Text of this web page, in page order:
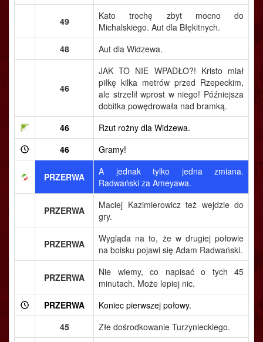
49
Kato trochę zbyt mocno do
Michalskiego. Aut dla Błękitnych.
48
Aut dla Widzewa.
46
JAK TO NIE WPADŁO?! Kristo miał
piłkę kilka metrów przed Rzepeckim,
ale strzelił wprost w niego! Późniejsza
dobitka powędrowała nad bramką.
46
Rzut rożny dla Widzewa.
46
Gramy!
PRZERWA
A jednak tylko jedna zmiana.
Radwański za Ameyawa.
PRZERWA
Maciej Kazimierowicz też wejdzie do
gry.
PRZERWA
Wygląda na to, że w drugiej połowie
na boisku pojawi się Adam Radwański.
PRZERWA
Nie wiemy, co napisać o tych 45
minutach. Może lepiej nic.
PRZERWA
Koniec pierwszej połowy.
45
Złe dośrodkowanie Turzynieckiego.